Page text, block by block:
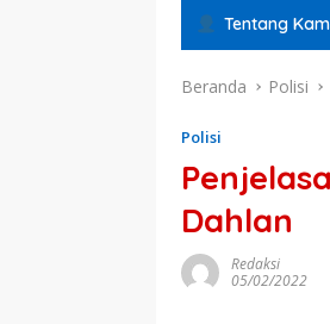
Tentang
Beranda Polisi
Polisi
Dahlan
Redaksi
05/02/2022